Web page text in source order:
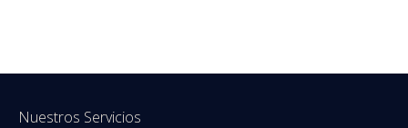
Nuestros Servicios